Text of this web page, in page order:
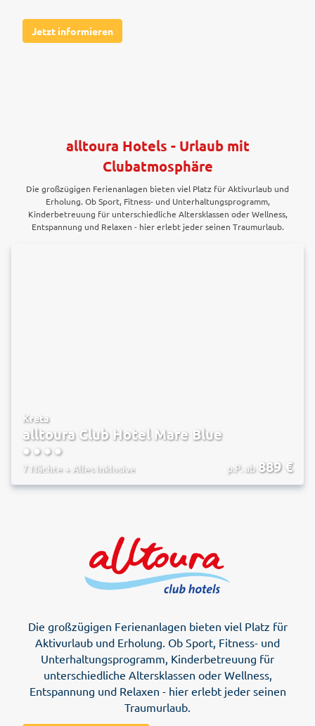
Jetzt informieren
alltoura Hotels - Urlaub mit
Clubatmosphäre
Die großzügigen Ferienanlagen bieten viel Platz für Aktivurlaub und
Erholung. Ob Sport, Fitness- und Unterhaltungsprogramm,
Kinderbetreuung für unterschiedliche Altersklassen oder Wellness,
Entspannung und Relaxen - hier erlebt jeder seinen Traumurlaub.
Kreta
alltoura Club Hotel Mare Blue
7 Nächte+ Alles Inklusive p.P. ab 889€
Die großzügigen Ferienanlagen bieten viel Platz für
Aktivurlaub und Erholung. Ob Sport, Fitness- und
Unterhaltungsprogramm, Kinderbetreuung für
unterschiedliche Altersklassen oder Wellness,
Entspannung und Relaxen - hier erlebt jeder seinen
Traumurlaub.